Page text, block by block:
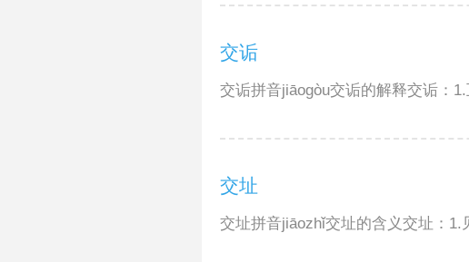
交诟
交诟拼音jiāogòu交诟的解释交诟：1.
交址
交址拼音jiāozhǐ交址的含义交址：1.